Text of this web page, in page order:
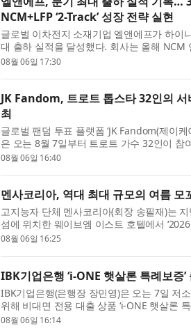
NCM+LFP ‘2-Track’ 성장 전략 실현
글로벌 이차전지 소재기업 엘앤에프가 하이
대 출하 실적을 달성했다. 회사는 올해
로 전망했으며, 3분기부터는 북미 ESS...
08월 06일 17:30
JK Fandom, 트로트 톱스타 32인의 서
최
글로벌 팬덤 투표 플랫폼 ‘JK Fandom(제이
은 오는 8월 7일부터 트로트 가수 32인이 참
(TROT WAR : THE LAST THRONE)’를 개최...
08월 06일 16:40
멘사코리아, 역대 최대 규모의 여름 모
고지능자 단체 멘사코리아(회장 송필재)는
섬에 위치한 웨이브엠 이스트 호텔에서
밝혔다. 이번 여름 모꼬지에는 130여 ...
08월 06일 16:25
IBK기업은행 ‘i-ONE 햇살론 특례보증’
IBK기업은행(은행장 장민영)은 오는 7일 저
위해 비대면 전용 대출 상품 ‘i-ONE 햇살론
지난 1월 출시한 대면 전용 상품 ‘...
08월 06일 16:14